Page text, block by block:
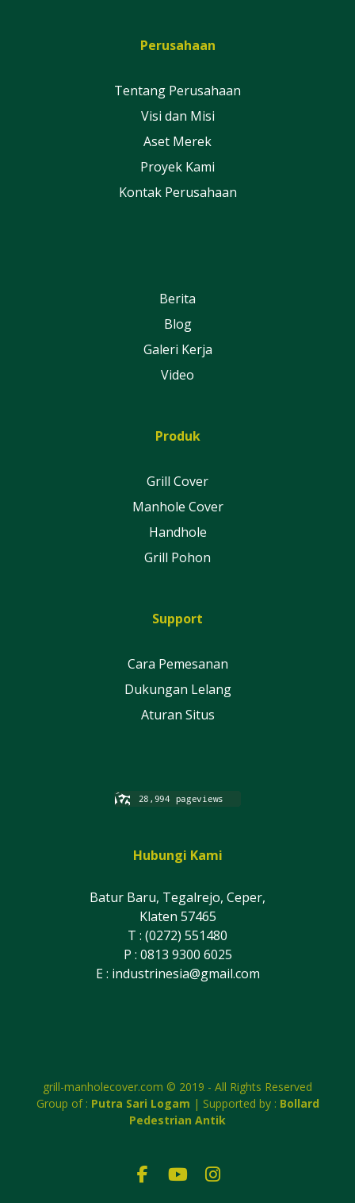
Perusahaan
Tentang Perusahaan
Visi dan Misi
Aset Merek
Proyek Kami
Kontak Perusahaan
Berita
Blog
Galeri Kerja
Video
Produk
Grill Cover
Manhole Cover
Handhole
Grill Pohon
Support
Cara Pemesanan
Dukungan Lelang
Aturan Situs
Hubungi Kami
Batur Baru, Tegalrejo, Ceper,
Klaten 57465
T : (0272) 551480
P : 0813 9300 6025
E : industrinesia@gmail.com
grill-manholecover.com © 2019 - All Rights Reserved
Group of : Putra Sari Logam | Supported by : Bollard
Pedestrian Antik